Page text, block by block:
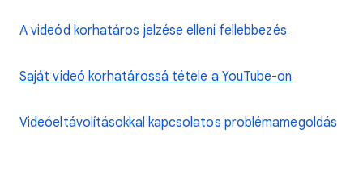
A videód korhatáros jelzése elleni fellebbezés
Saját videó korhatárossá tétele a YouTube-on
Videóeltávolításokkal kapcsolatos problémamegoldás